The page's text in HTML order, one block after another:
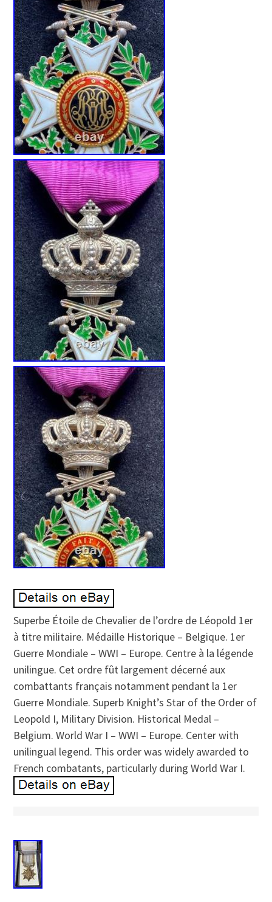
Superbe Étoile de Chevalier de l’ordre de Léopold 1er
à titre militaire. Médaille Historique – Belgique. 1er
Guerre Mondiale – WWI – Europe. Centre à la légende
unilingue. Cet ordre fût largement décerné aux
combattants français notamment pendant la 1er
Guerre Mondiale. Superb Knight’s Star of the Order of
Leopold I, Military Division. Historical Medal –
Belgium. World War I – WWI – Europe. Center with
unilingual legend. This order was widely awarded to
French combatants, particularly during World War I.